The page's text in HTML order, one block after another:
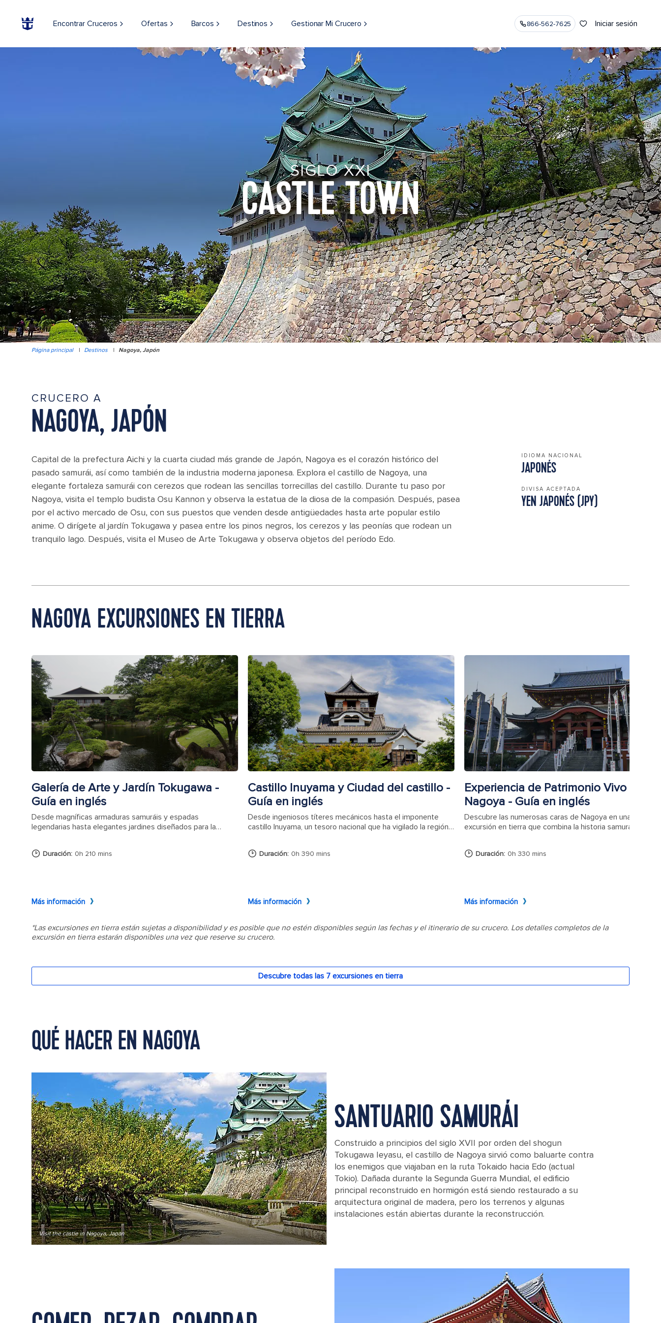
Encontrar Cruceros Ofertas Barcos Destinos Gestionar Mi Crucero 866-562-7625 Iniciar sesión
SIGLO XXI
CASTLE TOWN
Página principal | Destinos | Nagoya, Japón
CRUCERO A
NAGOYA, JAPÓN
Capital de la prefectura Aichi y la cuarta ciudad más grande de Japón, Nagoya es el corazón histórico del
pasado samurái, así como también de la industria moderna japonesa. Explora el castillo de Nagoya, una
elegante fortaleza samurái con cerezos que rodean las sencillas torrecillas del castillo. Durante tu paso por
Nagoya, visita el templo budista Osu Kannon y observa la estatua de la diosa de la compasión. Después, pasea
por el activo mercado de Osu, con sus puestos que venden desde antigüedades hasta arte popular estilo
anime. O dirígete al jardín Tokugawa y pasea entre los pinos negros, los cerezos y las peonías que rodean un
tranquilo lago. Después, visita el Museo de Arte Tokugawa y observa objetos del período Edo.
IDIOMA NACIONAL
JAPONÉS
DIVISA ACEPTADA
YEN JAPONÉS (JPY)
NAGOYA EXCURSIONES EN TIERRA
QUÉ HACER EN NAGOYA
Visit the castle in Nagoya, Japan
SANTUARIO SAMURÁI
Construido a principios del siglo XVII por orden del shogun
Tokugawa Ieyasu, el castillo de Nagoya sirvió como baluarte contra
los enemigos que viajaban en la ruta Tokaido hacia Edo (actual
Tokio). Dañada durante la Segunda Guerra Mundial, el edificio
principal reconstruido en hormigón está siendo restaurado a su
arquitectura original de madera, pero los terrenos y algunas
instalaciones están abiertas durante la reconstrucción.